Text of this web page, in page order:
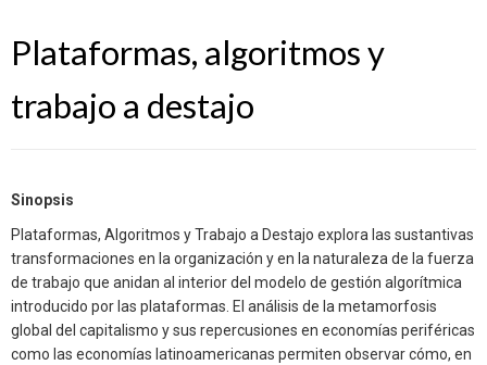
Plataformas, algoritmos y
trabajo a destajo
Sinopsis
Plataformas, Algoritmos y Trabajo a Destajo explora las sustantivas
transformaciones en la organización y en la naturaleza de la fuerza
de trabajo que anidan al interior del modelo de gestión algorítmica
introducido por las plataformas. El análisis de la metamorfosis
global del capitalismo y sus repercusiones en economías periféricas
como las economías latinoamericanas permiten observar cómo, en